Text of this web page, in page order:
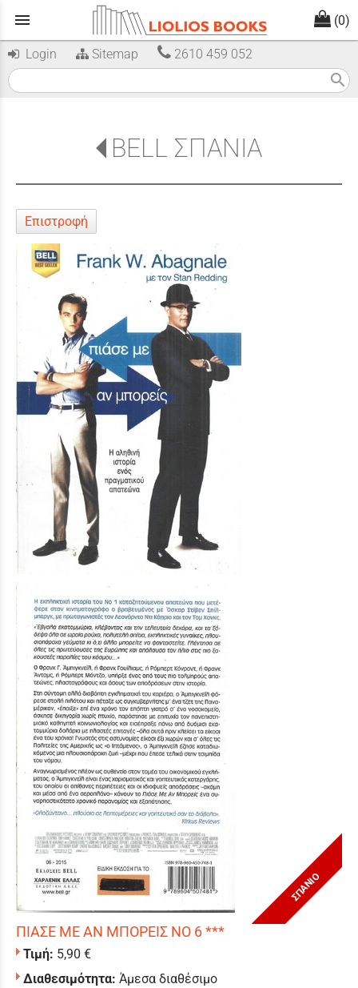
menu (0)
Login Sitemap 2610 459 052
search
BELL ΣΠΑΝΙΑ
Επιστροφή
ΣΠΑΝΙΟ
ΠΙΑΣΕ ΜΕ ΑΝ ΜΠΟΡΕΙΣ ΝΟ 6 ***
Τιμή: 5,90 €
Διαθεσιμότητα: Άμεσα διαθέσιμο